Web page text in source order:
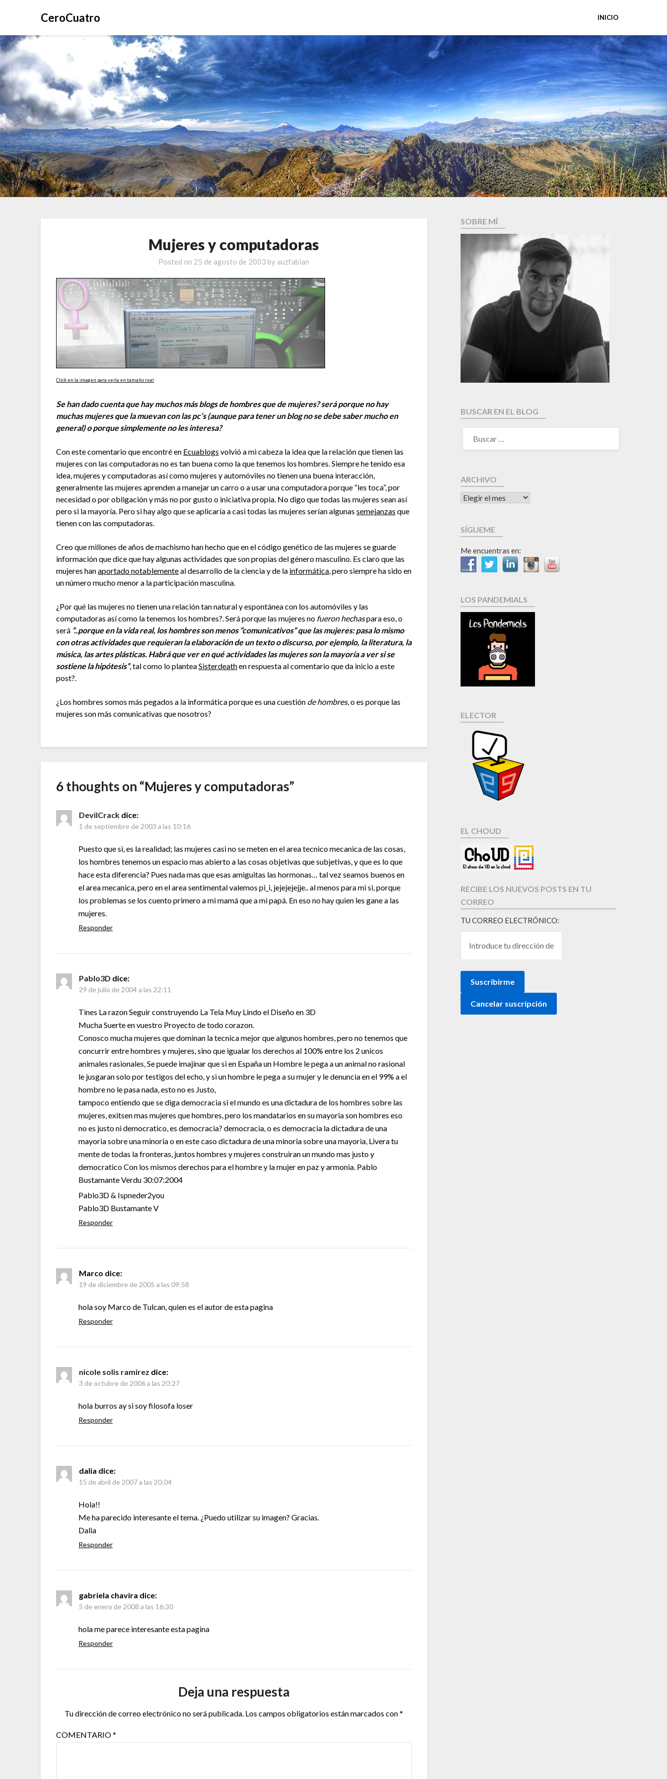
CeroCuatro INICIO
Mujeres y computadoras
Posted on 25 de agosto de 2003 by auzfabian
Click en la imagen para verla en tamaño real
Se han dado cuenta que hay muchos más blogs de hombres que de mujeres? será porque no hay
muchas mujeres que la muevan con las pc’s (aunque para tener un blog no se debe saber mucho en
general) o porque simplemente no les interesa?
Con este comentario que encontré en Ecuablogs volvió a mi cabeza la idea que la relación que tienen las
mujeres con las computadoras no es tan buena como la que tenemos los hombres. Siempre he tenido esa
idea, mujeres y computadoras así como mujeres y automóviles no tienen una buena interacción,
generalmente las mujeres aprenden a manejar un carro o a usar una computadora porque “les toca”, por
necesidad o por obligación y más no por gusto o iniciativa propia. No digo que todas las mujeres sean así
pero si la mayoría. Pero si hay algo que se aplicaría a casi todas las mujeres serían algunassemejanzas que
tienen con las computadoras.
Creo que millones de años de machismo han hecho que en el código genético de las mujeres se guarde
información que dice que hay algunas actividades que son propias del género masculino. Es claro que las
mujeres hanaportado notablementeal desarrollo de la ciencia y de la informática, pero siempre ha sido en
un número mucho menor a la participación masculina.
¿Por qué las mujeres no tienen una relación tan natural y espontánea con los automóviles y las
computadoras así como la tenemos los hombres?. Será porque las mujeres no fueron hechaspara eso, o
será “..porque en la vida real, los hombres son menos “comunicativos” que las mujeres: pasa lo mismo
con otras actividades que requieran la elaboración de un texto o discurso, por ejemplo, la literatura, la
música, las artes plásticas. Habrá que ver en qué actividades las mujeres son la mayoría a ver si se
sostiene la hipótesis”, tal como lo planteaSisterdeathen respuesta al comentario que da inicio a este
post?.
¿Los hombres somos más pegados a la informática porque es una cuestión de hombres, o es porque las
mujeres son más comunicativas que nosotros?
6 thoughts on “Mujeres y computadoras”
DevilCrack dice:
1 de septiembre de 2003 a las 10:16
Puesto que si, es la realidad; las mujeres casi no se meten en el area tecnico mecanica de las cosas,
los hombres tenemos un espacio mas abierto a las cosas objetivas que subjetivas, y que es lo que
hace esta diferencia? Pues nada mas que esas amiguitas las hormonas… tal vez seamos buenos en
el area mecanica, pero en el area sentimental valemos pi_i, jejejejejje.. al menos para mi si, porque
los problemas se los cuento primero a mi mamá que a mi papá. En eso no hay quien les gane a las
mujeres.
Responder
Pablo3D dice:
29 de julio de 2004 a las 22:11
Tines La razon Seguir construyendo La Tela Muy Lindo el Diseño en 3D
Mucha Suerte en vuestro Proyecto de todo corazon.
Conosco mucha mujeres que dominan la tecnica mejor que algunos hombres, pero no tenemos que
concurrir entre hombres y mujeres, sino que igualar los derechos al 100% entre los 2 unicos
animales rasionales, Se puede imajinar que si en España un Hombre le pega a un animal no rasional
le jusgaran solo por testigos del echo, y si un hombre le pega a su mujer y le denuncia en el 99% a el
hombre no le pasa nada, esto no es Justo,
tampoco entiendo que se diga democracia si el mundo es una dictadura de los hombres sobre las
mujeres, exitsen mas mujeres que hombres, pero los mandatarios en su mayoria son hombres eso
no es justo ni democratico, es democracia? democracia, o es democracia la dictadura de una
mayoria sobre una minoria o en este caso dictadura de una minoria sobre una mayoria, Livera tu
mente de todas la fronteras, juntos hombres y mujeres construiran un mundo mas justo y
democratico Con los mismos derechos para el hombre y la mujer en paz y armonia. Pablo
Bustamante Verdu 30:07:2004
Pablo3D & Ispneder2you
Pablo3D Bustamante V
Responder
Marco dice:
19 de diciembre de 2005 a las 09:58
hola soy Marco de Tulcan, quien es el autor de esta pagina
Responder
nicole solis ramirez dice:
3 de octubre de 2006 a las 20:27
hola burros ay si soy filosofa loser
Responder
dalia dice:
15 de abril de 2007 a las 20:04
Hola!!
Me ha parecido interesante el tema. ¿Puedo utilizar su imagen? Gracias.
Dalia
Responder
gabriela chavira dice:
5 de enero de 2008 a las 16:30
hola me parece interesante esta pagina
Responder
Deja una respuesta
Tu dirección de correo electrónico no será publicada. Los campos obligatorios están marcados con*
COMENTARIO*
SOBRE MÍ
BUSCAR EN EL BLOG
ARCHIVO
SÍGUEME
Me encuentras en:
LOS PANDEMIALS
ELECTOR
EL CHOUD
RECIBE LOS NUEVOS POSTS EN TU
CORREO
TU CORREO ELECTRÓNICO: